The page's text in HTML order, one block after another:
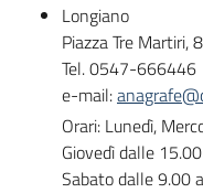
Longiano
Piazza Tre Martiri, 8
Tel. 0547-666446
e-mail:
Orari: Lunedì,
Giovedì dalle
Sabato dalle 9.00